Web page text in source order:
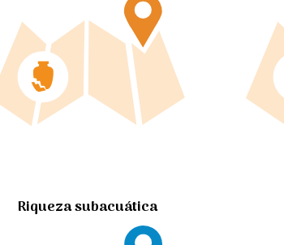
Riqueza subacuática